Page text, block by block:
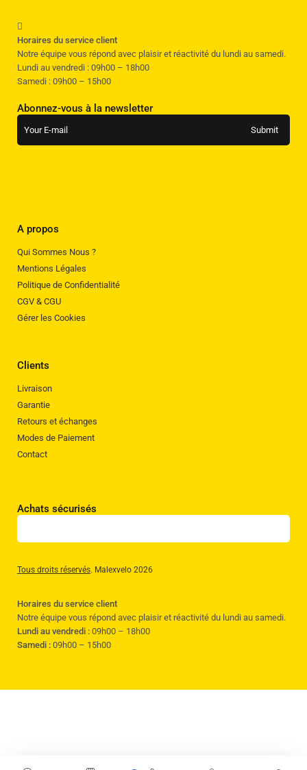
Horaires du service client
Notre équipe vous répond avec plaisir et réactivité du lundi au samedi.
Lundi au vendredi : 09h00 – 18h00
Samedi : 09h00 – 15h00
Abonnez-vous à la newsletter
A propos
Qui Sommes Nous ?
Mentions Légales
Politique de Confidentialité
CGV & CGU
Gérer les Cookies
Clients
Livraison
Garantie
Retours et échanges
Modes de Paiement
Contact
Achats sécurisés
Tous droits réservés. Malexvelo 2026
Horaires du service client
Notre équipe vous répond avec plaisir et réactivité du lundi au samedi.
Lundi au vendredi : 09h00 – 18h00
Samedi : 09h00 – 15h00